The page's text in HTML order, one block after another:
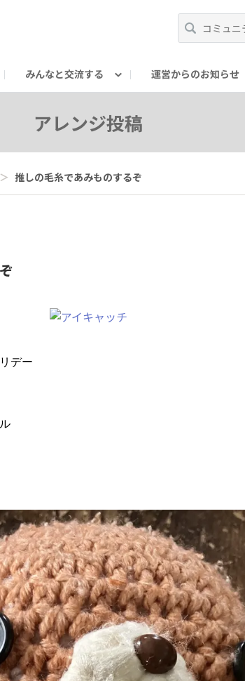
みんなと交流する 運営からのお知らせ
アレンジ投稿
＞ 推しの毛糸であみものするぞ
デー